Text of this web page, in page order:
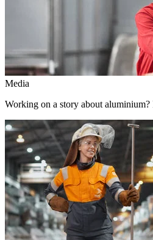
Media
Working on a story about aluminium?